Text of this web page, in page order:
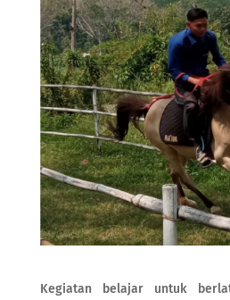
Kegiatan belajar untuk